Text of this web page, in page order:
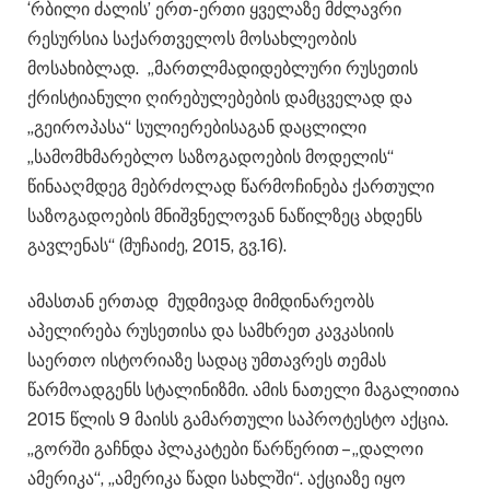
‘რბილი ძალის’ ერთ-ერთი ყველაზე მძლავრი
რესურსია საქართველოს მოსახლეობის
მოსახიბლად. „მართლმადიდებლური რუსეთის
ქრისტიანული ღირებულებების დამცველად და
„გეიროპასა“ სულიერებისაგან დაცლილი
„სამომხმარებლო საზოგადოების მოდელის“
წინააღმდეგ მებრძოლად წარმოჩინება ქართული
საზოგადოების მნიშვნელოვან ნაწილზეც ახდენს
გავლენას“ (მუჩაიძე, 2015, გვ.16).
ამასთან ერთად მუდმივად მიმდინარეობს
აპელირება რუსეთისა და სამხრეთ კავკასიის
საერთო ისტორიაზე სადაც უმთავრეს თემას
წარმოადგენს სტალინიზმი. ამის ნათელი მაგალითია
2015 წლის 9 მაისს გამართული საპროტესტო აქცია.
„გორში გაჩნდა პლაკატები წარწერით – „დალოი
ამერიკა“, „ამერიკა წადი სახლში“. აქციაზე იყო